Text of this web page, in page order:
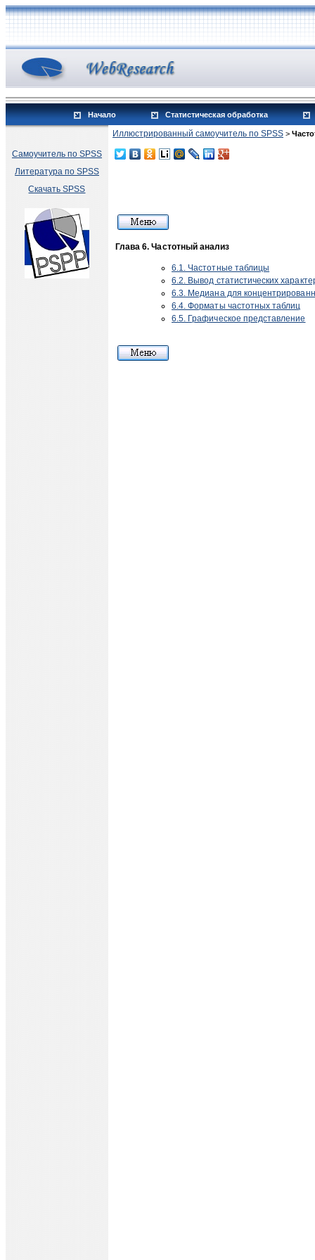
Начало Статистическая обработка
Самоучитель по SPSS
Литература по SPSS
Скачать SPSS
Иллюстрированный самоучитель по SPSS >
Глава 6. Частотный анализ
6.1. Частотные таблицы
6.2. Вывод статистических
6.3. Медиана для
6.4. Форматы частотных таблиц
6.5. Графическое представление